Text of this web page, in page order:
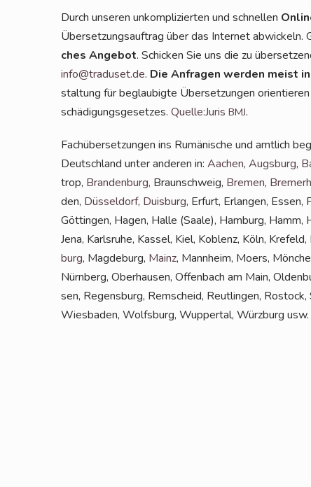
Durch unse­ren unkom­pli­zier­ten und schnel­len
Über­set­zungs­auf­trag über das Inter­net abwi­ckeln.
ches Ange­bot. Schi­cken Sie uns die zu
info@traduset.de. Die Anfra­gen wer­den meist
stal­tung für beglau­big­te Über­set­zun­gen
schä­di­gungs­ge­set­zes. Quelle:Juris BMJ.
Fach­über­set­zun­gen ins Rumä­ni­sche und amt­lich
Deutsch­land unter ande­ren in: Aachen, Augs­burg,
trop, Bran­den­burg, Braun­schweig, Bre­men,
den, Düs­sel­dorf, Duis­burg, Erfurt, Erlan­gen, Essen,
Göt­tin­gen, Hagen, Hal­le (Saa­le), Ham­burg,
Jena, Karls­ru­he, Kas­sel, Kiel, Koblenz, Köln,
burg, Mag­de­burg, Mainz, Mann­heim, Moers,
Nürn­berg, Ober­hau­sen, Offen­bach am Main,
sen, Regens­burg, Rem­scheid, Reut­lin­gen,
Wies­ba­den, Wolfs­burg, Wup­per­tal, Würz­burg usw.